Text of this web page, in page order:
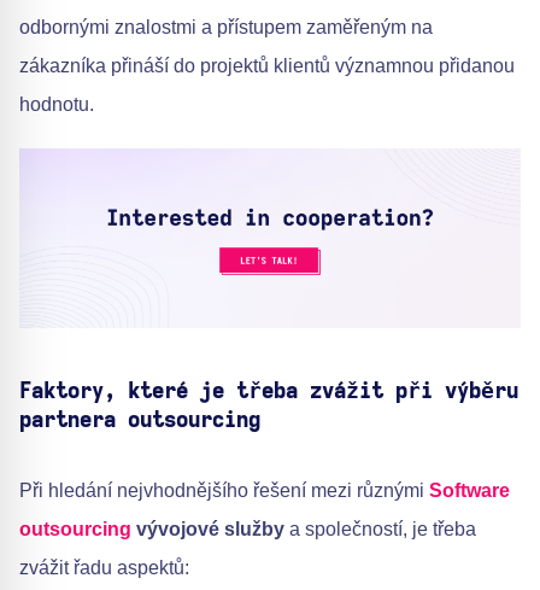
odbornými znalostmi a přístupem zaměřeným na
zákazníka přináší do projektů klientů významnou přidanou
hodnotu.
Faktory, které je třeba zvážit při výběru
partnera outsourcing
Při hledání nejvhodnějšího řešení mezi různými Software
outsourcing vývojové služby a společností, je třeba
zvážit řadu aspektů: